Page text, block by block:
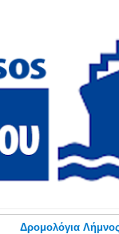
Δρομολόγια Λήμνος